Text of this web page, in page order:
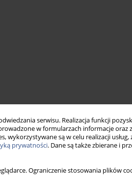
serwisu. Realizacja funkcji
w formularzach informacje oraz
wykorzystywane są w celu realizacji
prywatności. Dane są także zbierane i
Ograniczenie stosowania plików